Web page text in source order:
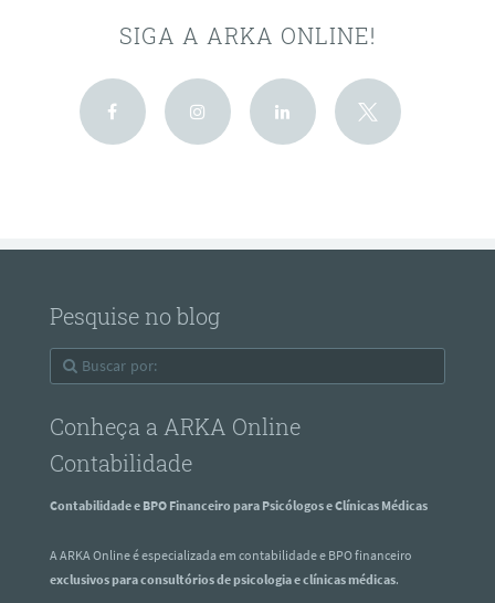
SIGA A ARKA ONLINE!
Pesquise no blog
Conheça a ARKA Online
Contabilidade
Contabilidade e BPO Financeiro para Psicólogos e Clínicas Médicas
A ARKA Online é especializada em contabilidade e BPO financeiro
exclusivos para consultórios de psicologia e clínicas médicas.